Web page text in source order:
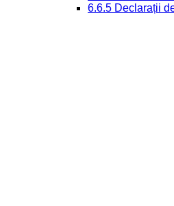
6.6.5 Declarații